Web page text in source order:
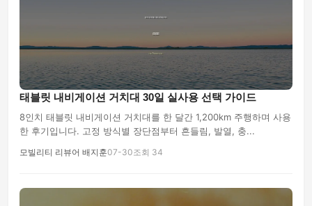
태블릿 내비게이션 거치대 30일 실사용 선택 가이드
8인치 태블릿 내비게이션 거치대를 한 달간 1,200km 주행하며 사용
한 후기입니다. 고정 방식별 장단점부터 흔들림, 발열, 충...
모빌리티 리뷰어 배지훈07-30조회 34